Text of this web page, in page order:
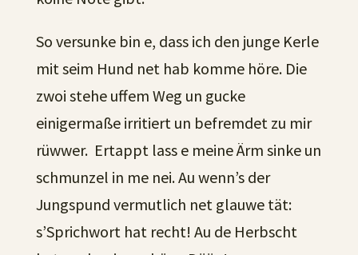
So versunke bin e, dass ich den junge Kerle
mit seim Hund net hab komme höre. Die
zwoi stehe uffem Weg un gucke
einigermaße irritiert un befremdet zu mir
rüwwer. Ertappt lass e meine Ärm sinke un
schmunzel in me nei. Au wenn’s der
Jungspund vermutlich net glauwe tät:
s’Sprichwort hat recht! Au de Herbscht